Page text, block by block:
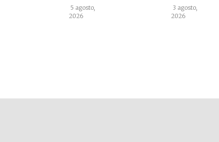
5 agosto,
2026
3 agosto,
2026